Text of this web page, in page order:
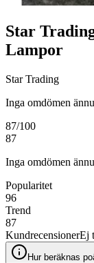
Star
Lampor
Star Trading
Inga omdömen ännu
87/100
87
Inga omdömen ännu
Popularitet
96
Trend
87
KundrecensionerEj
Hur beräknas